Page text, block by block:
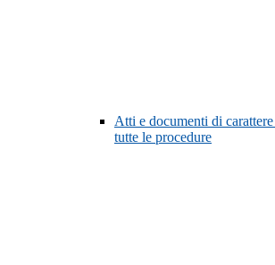
Atti e documenti di
tutte le procedure